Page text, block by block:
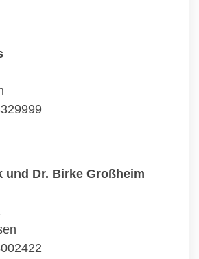
und Dr. Birke Großheim